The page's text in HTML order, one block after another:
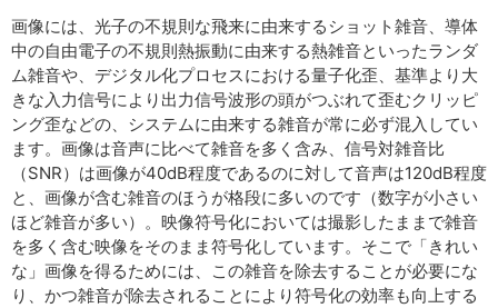
画像には、光子の不規則な飛来に由来するショット雑音、導体
中の自由電子の不規則熱振動に由来する熱雑音といったランダ
ム雑音や、デジタル化プロセスにおける量子化歪、基準より大
きな入力信号により出力信号波形の頭がつぶれて歪むクリッピ
ング歪などの、システムに由来する雑音が常に必ず混入してい
ます。画像は音声に比べて雑音を多く含み、信号対雑音比
（SNR）は画像が40dB程度であるのに対して音声は120dB程度
と、画像が含む雑音のほうが格段に多いのです（数字が小さい
ほど雑音が多い）。映像符号化においては撮影したままで雑音
を多く含む映像をそのまま符号化しています。そこで「きれい
な」画像を得るためには、この雑音を除去することが必要にな
り、かつ雑音が除去されることにより符号化の効率も向上する